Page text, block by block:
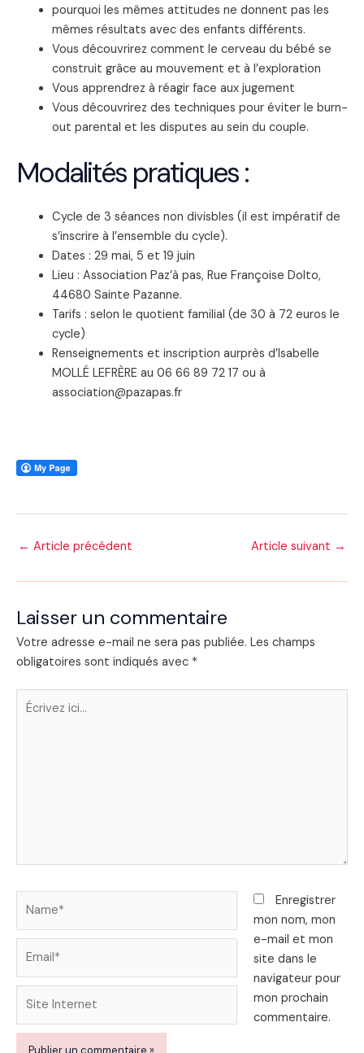
pourquoi les mêmes attitudes ne donnent pas les
mêmes résultats avec des enfants différents.
Vous découvrirez comment le cerveau du bébé se
construit grâce au mouvement et à l’exploration
Vous apprendrez à réagir face aux jugement
Vous découvrirez des techniques pour éviter le burn-
out parental et les disputes au sein du couple.
Modalités pratiques :
Cycle de 3 séances non divisbles (il est impératif de
s’inscrire à l’ensemble du cycle).
Dates : 29 mai, 5 et 19 juin
Lieu : Association Paz’à pas, Rue Françoise Dolto,
44680 Sainte Pazanne.
Tarifs : selon le quotient familial (de 30 à 72 euros le
cycle)
Renseignements et inscription aurprès d’Isabelle
MOLLÉ LEFRÈRE au 06 66 89 72 17 ou à
association@pazapas.fr
Navigation
articles
← Article précédent Article suivant →
Laisser un commentaire
Votre adresse e-mail ne sera pas publiée. Les champs
obligatoires sont indiqués avec *
Écrivez
Internet
Enregistrer
mon nom, mon
e-mail et mon
site dans le
navigateur pour
mon prochain
commentaire.